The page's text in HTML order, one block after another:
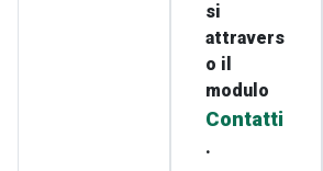
si
attravers
o il
modulo
Contatti
.